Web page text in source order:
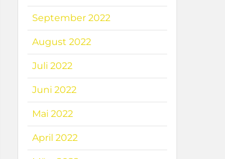
September 2022
August 2022
Juli 2022
Juni 2022
Mai 2022
April 2022